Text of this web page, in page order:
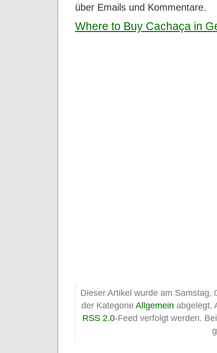
über Emails und Kommentare.
Where to Buy Cachaça in
Dieser Artikel wurde am Samstag,
der Kategorie Allgemein abgelegt.
RSS 2.0-Feed verfolgt werden.